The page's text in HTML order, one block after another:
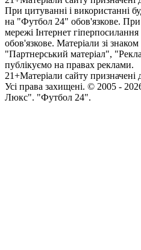
При цитуванні і використанні
на "Футбол 24" обов'язкове. При
мережі Інтернет
обов'язкове. Матеріали зі
"Партнерський матеріал",
публікуємо на правах реклами.
21+Матеріали сайту призначені
Усi права захищенi. © 2005 -
Люкс". "Футбол 24".